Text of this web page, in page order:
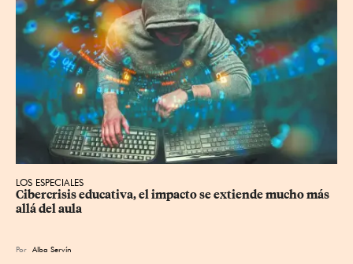
LOS ESPECIALES
Cibercrisis educativa, el impacto se extiende mucho más
allá del aula
Por Alba Servín